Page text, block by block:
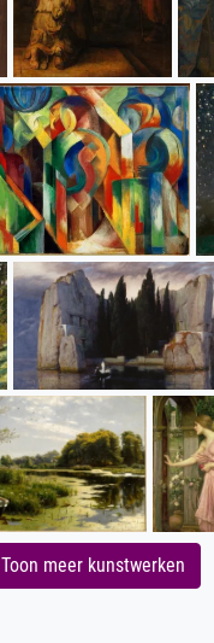
Toon meer kunstwerken